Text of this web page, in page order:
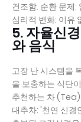
건조함. 순환 문제
심리적 변화: 이유
5. 자율신
와 음식
고장 난 시스템을
을 보충하는 식단
추천하는 차 (Tea)
대추차: '천연 신경